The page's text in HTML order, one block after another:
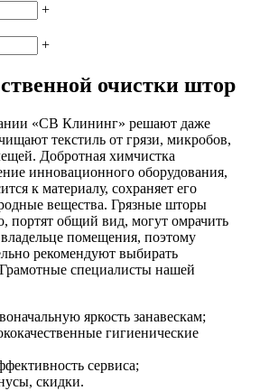
+
+
очистки штор
«СВ Клининг» решают даже
текстиль от грязи, микробов,
Добротная химчистка
инновационного оборудования,
к материалу, сохраняет его
вещества. Грязные шторы
портят общий вид, могут омрачить
помещения, поэтому
рекомендуют выбирать
специалисты нашей
яркость занавескам;
гигиенические
сервиса;
скидки.